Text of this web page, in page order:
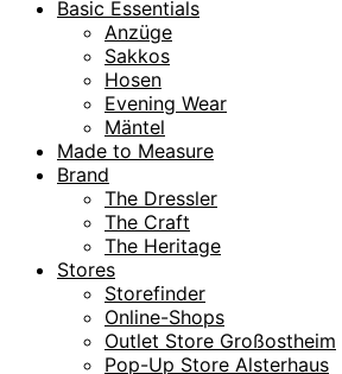
Basic Essentials
Anzüge
Sakkos
Hosen
Evening Wear
Mäntel
Made to Measure
Brand
The Dressler
The Craft
The Heritage
Stores
Storefinder
Online-Shops
Outlet Store Großostheim
Pop-Up Store Alsterhaus